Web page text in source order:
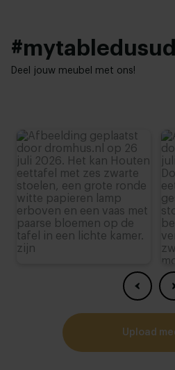
schitterend in ieder interieur.
maken de tafel speciaal voor
#mytabledusud
Deel jouw meubel met ons!
upload